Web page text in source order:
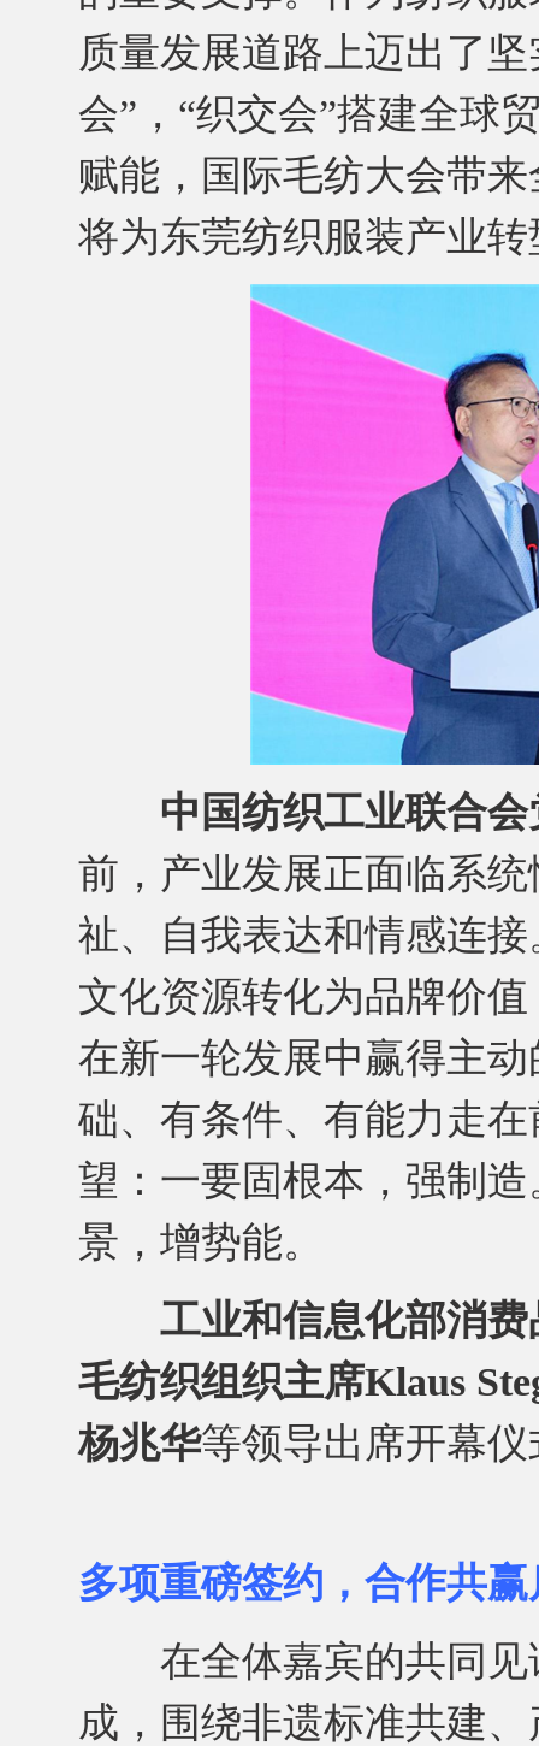
质量发展道路上迈出了
会”，“织交会”搭建全球
赋能，国际毛纺大会带
将为东莞纺织服装产业
中国纺织工业联合
前，产业发展正面临系
祉、自我表达和情感连
文化资源转化为品牌价
在新一轮发展中赢得主
础、有条件、有能力走
望：一要固根本，强制
景，增势能。
工业和信息化部消
毛纺织组织主席Klaus
杨兆华等领导出席开幕
多项重磅签约，合作共
在全体嘉宾的共同见
成，围绕非遗标准共建